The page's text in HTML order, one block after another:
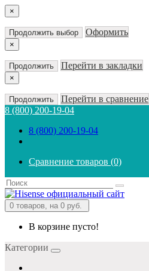
×
Продолжить выбор Оформить
×
Продолжить Перейти в закладки
×
Продолжить
Перейти в сравнение
8 (800) 200-19-04
8 (800) 200-19-04
Сравнение товаров (0)
0 товаров, на 0 руб.
В корзине пусто!
Категории